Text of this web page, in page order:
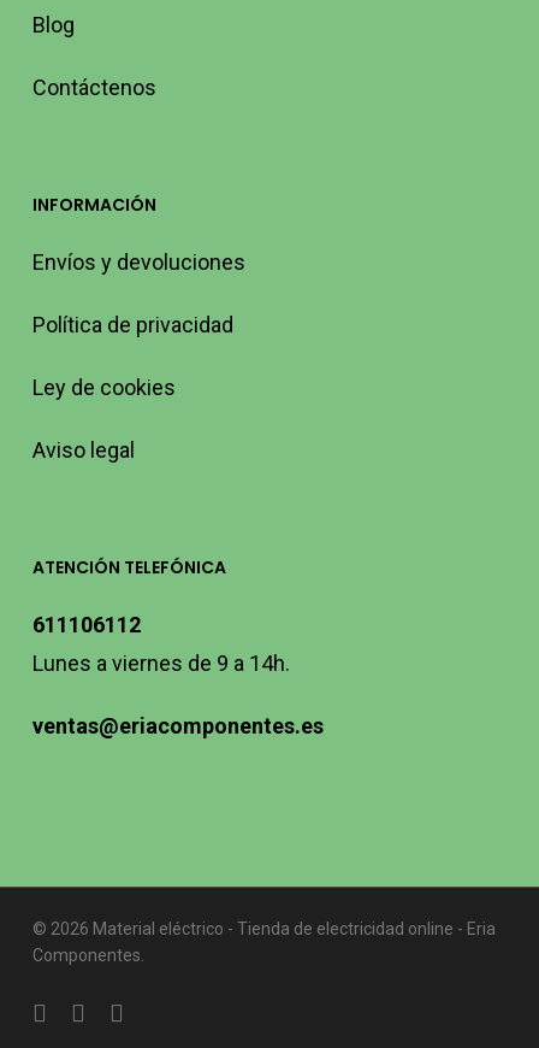
Blog
Contáctenos
INFORMACIÓN
Envíos y devoluciones
Política de privacidad
Ley de cookies
Aviso legal
ATENCIÓN TELEFÓNICA
611106112
Lunes a viernes de 9 a 14h.
ventas@eriacomponentes.es
© 2026 Material eléctrico - Tienda de electricidad online - Eria
Componentes.
twitterfacebookinstagram